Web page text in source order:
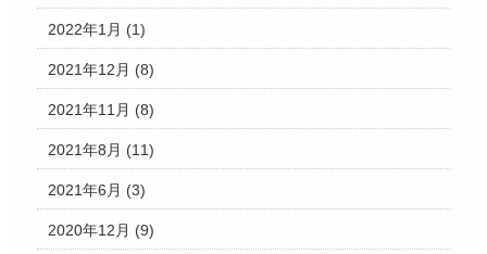
2022年1月 (1)
2021年12月 (8)
2021年11月 (8)
2021年8月 (11)
2021年6月 (3)
2020年12月 (9)